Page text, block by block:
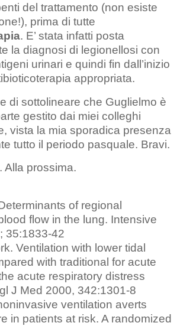
del trattamento (non esiste
prima di tutte
. E’ stata infatti posta
la diagnosi di legionellosi con
urinari e quindi fin dall’inizio
appropriata.
di sottolineare che Guglielmo è
gestito dai miei colleghi
vista la mia sporadica presenza
tutto il periodo pasquale. Bravi.
Alla prossima.
of regional
flow in the lung. Intensive
35:1833-42
Ventilation with lower tidal
with traditional for acute
acute respiratory distress
J Med 2000, 342:1301-8
ventilation averts
in patients at risk. A randomized